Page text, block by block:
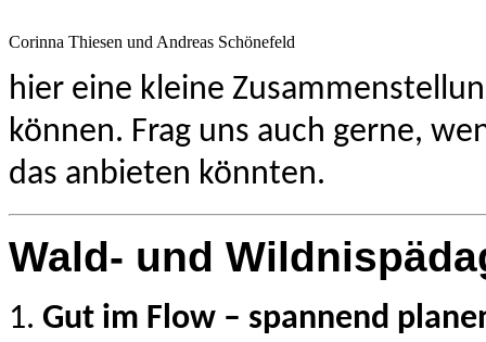
Corinna Thiesen und Andreas Schönefeld
hier eine kleine
können. Frag uns auch gerne,
das anbieten könnten.
Wald- und
1. Gut im Flow – spannend